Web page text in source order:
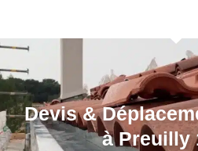
Devis &
à Preuilly